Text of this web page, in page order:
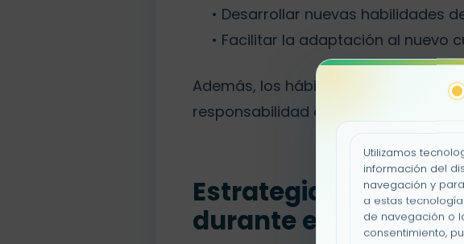
Utilizamos
información del
navegación y
a estas
de navegación o
consentimiento,
• Desarrollar nuevas habilidades
• Facilitar la adaptación al nuevo
Además, los hábitos adquiridos
responsabilidad del niño frente a su
Estrategias para
durante el verano